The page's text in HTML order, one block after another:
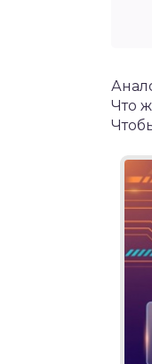
Что